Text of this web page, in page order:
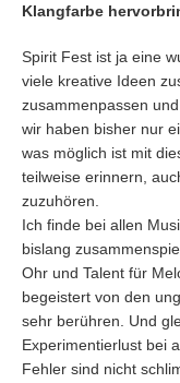
Klangfarbe
Spirit Fest ist ja eine
viele kreative Ideen
zusammenpassen
wir haben bisher nur
was möglich ist mit
teilweise erinnern,
zuzuhören.
Ich finde bei allen
bislang
Ohr und Talent für
begeistert von den
sehr berühren. Und
Experimentierlust bei
Fehler sind nicht